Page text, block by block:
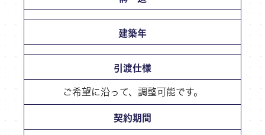
建築年
引渡仕様
ご希望に沿って、調整可能です。
契約期間